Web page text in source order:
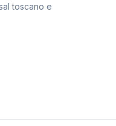
toscano e